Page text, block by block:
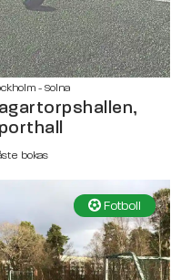
- Solna
bokas
Fotboll